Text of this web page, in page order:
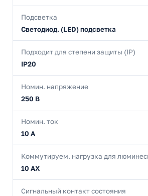
Подсветка
Светодиод. (LED) подсветка
Подходит для степени защиты (IP)
IP20
Номин. напряжение
250 В
Номин. ток
10 А
Коммутируем. нагрузка для
10 AX
Сигнальный контакт состояния